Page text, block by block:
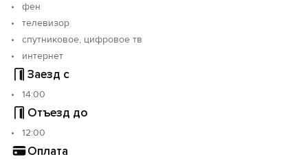
фен
телевизор
спутниковое, цифровое тв
интернет
Заезд с
14:00
Отъезд до
12:00
Оплата